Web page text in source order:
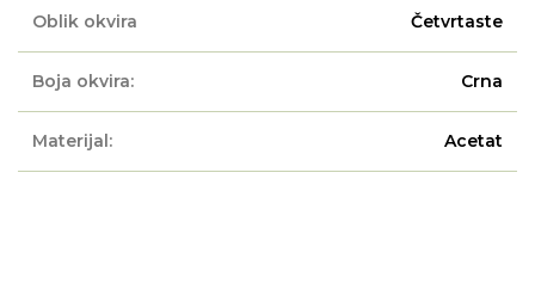
Oblik okvira Četvrtaste
Boja okvira: Crna
Materijal: Acetat